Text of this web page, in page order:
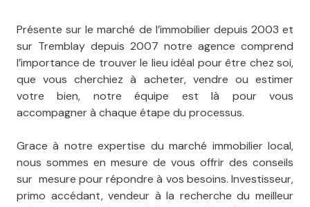
Présente sur le marché de l’immobilier depuis 2003 et
sur Tremblay depuis 2007 notre agence comprend
l’importance de trouver le lieu idéal pour être chez soi,
que vous cherchiez à acheter, vendre ou estimer
votre bien, notre équipe est là pour vous
accompagner à chaque étape du processus.
Grace à notre expertise du marché immobilier local,
nous sommes en mesure de vous offrir des conseils
sur mesure pour répondre à vos besoins. Investisseur,
primo accédant, vendeur à la recherche du meilleur